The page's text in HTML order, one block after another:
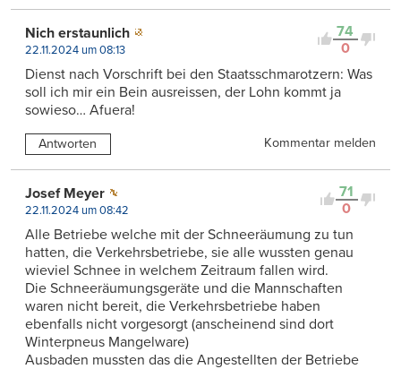
74
0
Nich erstaunlich
22.11.2024 um 08:13
Dienst nach Vorschrift bei den Staatsschmarotzern: Was
soll ich mir ein Bein ausreissen, der Lohn kommt ja
sowieso… Afuera!
Antworten Kommentar melden
71
0
Josef Meyer
22.11.2024 um 08:42
Alle Betriebe welche mit der Schneeräumung zu tun
hatten, die Verkehrsbetriebe, sie alle wussten genau
wieviel Schnee in welchem Zeitraum fallen wird.
Die Schneeräumungsgeräte und die Mannschaften
waren nicht bereit, die Verkehrsbetriebe haben
ebenfalls nicht vorgesorgt (anscheinend sind dort
Winterpneus Mangelware)
Ausbaden mussten das die Angestellten der Betriebe